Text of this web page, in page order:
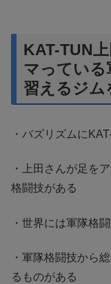
KAT-TUN
マっている
習えるジム
・バズリズムに
・上田さんが足を
格闘技がある
・世界には軍隊格
・軍隊格闘技から
るものがある